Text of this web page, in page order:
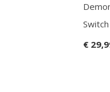
Switch
€